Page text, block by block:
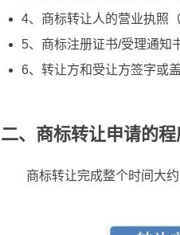
4、商标转让人的营业执照
5、商标注册证书/受理通知
6、转让方和受让方签字或
二、商标转让申请的程
商标转让完成整个时间大